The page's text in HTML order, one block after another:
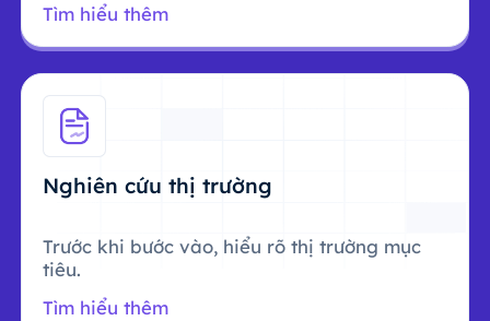
Tìm hiểu thêm
Nghiên cứu thị trường
Trước khi bước vào, hiểu rõ thị trường mục
tiêu.
Tìm hiểu thêm